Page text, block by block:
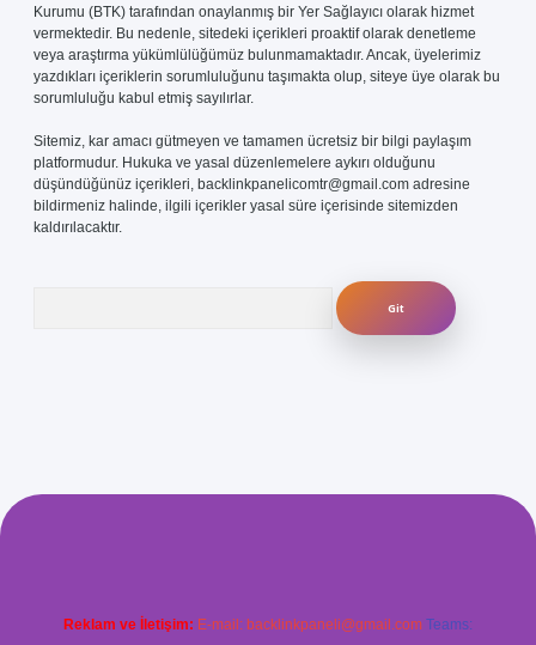
Kurumu (BTK) tarafından onaylanmış bir Yer Sağlayıcı olarak hizmet
vermektedir. Bu nedenle, sitedeki içerikleri proaktif olarak denetleme
veya araştırma yükümlülüğümüz bulunmamaktadır. Ancak, üyelerimiz
yazdıkları içeriklerin sorumluluğunu taşımakta olup, siteye üye olarak bu
sorumluluğu kabul etmiş sayılırlar.
Sitemiz, kar amacı gütmeyen ve tamamen ücretsiz bir bilgi paylaşım
platformudur. Hukuka ve yasal düzenlemelere aykırı olduğunu
düşündüğünüz içerikleri, backlinkpanelicomtr@gmail.com adresine
bildirmeniz halinde, ilgili içerikler yasal süre içerisinde sitemizden
kaldırılacaktır.
Reklam ve İletişim: E-mail: backlinkpaneli@gmail.com Teams: